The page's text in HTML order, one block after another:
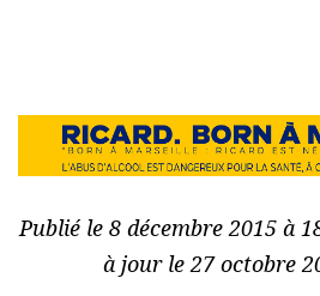
Publié le 8 décembre 2015 à
à jour le 27 octobre